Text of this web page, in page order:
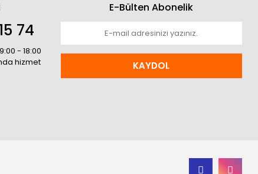
74
- 18:00
hizmet
E-Bülten Abonelik
KAYDOL